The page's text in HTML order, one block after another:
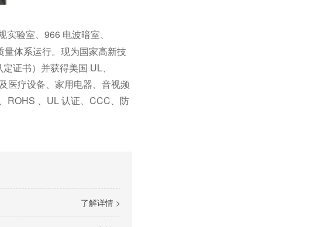
验室、966 电波暗室、
体系运行。现为国家高新技
证书）并获得美国 UL、
医疗设备、家用电器、音视频
ROHS 、UL 认证、CCC、防
了解详情 >